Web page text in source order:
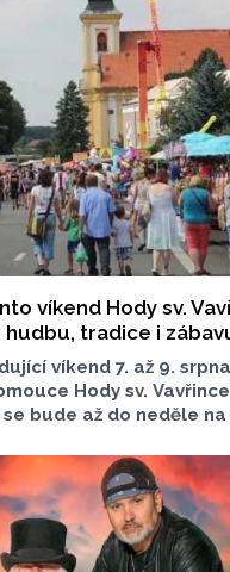
víkend Hody sv.
tradice i
víkend 7. až 9.
Hody sv.
bude až do neděle
doprovodného
atmosféru.